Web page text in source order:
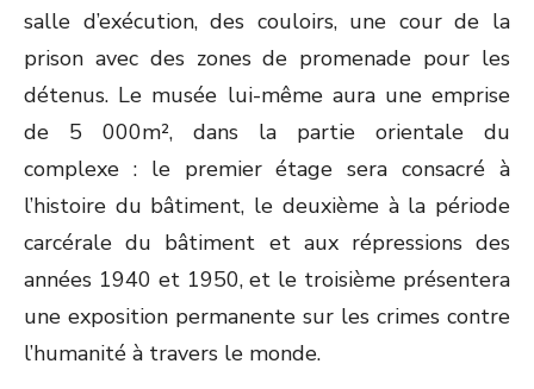
salle d’exécution, des couloirs, une cour de la
prison avec des zones de promenade pour les
détenus. Le musée lui-même aura une emprise
de 5 000m², dans la partie orientale du
complexe : le premier étage sera consacré à
l’histoire du bâtiment, le deuxième à la période
carcérale du bâtiment et aux répressions des
années 1940 et 1950, et le troisième présentera
une exposition permanente sur les crimes contre
l’humanité à travers le monde.